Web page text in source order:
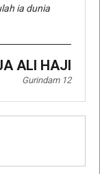
ia dunia
ALI HAJI
Gurindam 12